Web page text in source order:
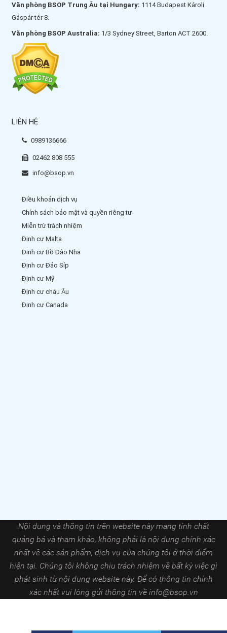
Văn phòng BSOP Trung Âu tại Hungary: 1114 Budapest Károli
Gáspár tér 8.
Văn phòng BSOP Australia: 1/3 Sydney Street, Barton ACT 2600.
LIÊN HỆ
0989136666
02462 808 555
info@bsop.vn
Điều khoản dịch vụ
Chính sách bảo mật và quyền riêng tư
Miễn trừ trách nhiệm
Định cư Malta
Định cư Bồ Đào Nha
Định cư Đảo Síp
Định cư Mỹ
Định cư châu Âu
Định cư Canada
Nội dung và thông tin trên website này mang tính chất
quảng bá và tham khảo, không phải là nội dung chính xác
nhất về các sản phẩm, dịch vụ của chúng tôi ở thời điểm
hiện tại. Chúng tôi không chịu trách nhiệm về bất kỳ việc gì
phát sinh từ nội dung website này. Để có thông tin chính
xác nhất vui lòng gửi thông tin về info@bsop.vn